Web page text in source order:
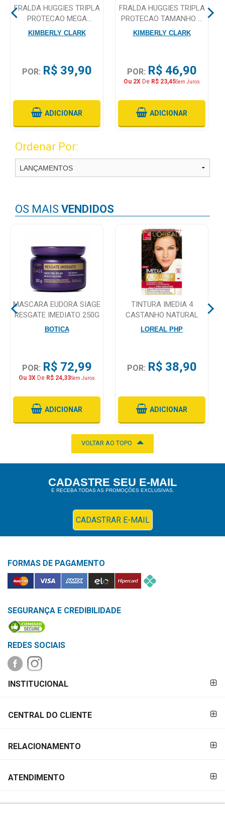
Mamãe
Medicamentos
e
Proteção
Adulto
Dermocosméticos
Suplemento
Saúde
Aparelhos
Socorros
Utilidade
&
LOCALIZAÇÃO
CENTRAL
DE
LOJAS
MAIS
DO
FRALDA HUGGIES TRIPLA
PROTECAO MEGA
TAMANHO G 30
KIMBERLY CLARK
POR: R$ 39,90
ADICIONAR
FRALDA HUGGIES TRIPLA
PROTECAO TAMANHO G
36 UNIDADES
KIMBERLY CLARK
POR: R$ 46,90
Ou 2X De R$ 23,45Sem Juros
ADICIONAR
Ordenar Por:
OS MAIS VENDIDOS
MASCARA EUDORA SIAGE
RESGATE IMEDIATO 250G
BOTICA
POR: R$ 72,99
Ou 3X De R$ 24,33Sem Juros
ADICIONAR
TINTURA IMEDIA 4
CASTANHO NATURAL
LOREAL PHP
POR: R$ 38,90
ADICIONAR
VOLTAR AO TOPO
CADASTRE SEU E-MAIL
E RECEBA TODAS AS PROMOÇÕES EXCLUSIVAS.
CADASTRAR E-MAIL
FORMAS DE PAGAMENTO
SEGURANÇA E CREDIBILIDADE
REDES SOCIAIS
PAGAMENTO
INSTITUCIONAL
CENTRAL DO CLIENTE
RELACIONAMENTO
ATENDIMENTO